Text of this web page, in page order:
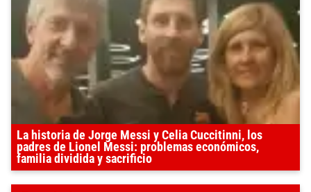
La historia de Jorge Messi y Celia Cuccitinni, los
padres de Lionel Messi: problemas económicos,
familia dividida y sacrificio